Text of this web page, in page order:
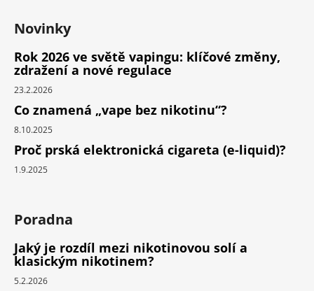
Novinky
Rok 2026 ve světě vapingu: klíčové změny,
zdražení a nové regulace
23.2.2026
Co znamená „vape bez nikotinu“?
8.10.2025
Proč prská elektronická cigareta (e-liquid)?
1.9.2025
Poradna
Jaký je rozdíl mezi nikotinovou solí a
klasickým nikotinem?
5.2.2026